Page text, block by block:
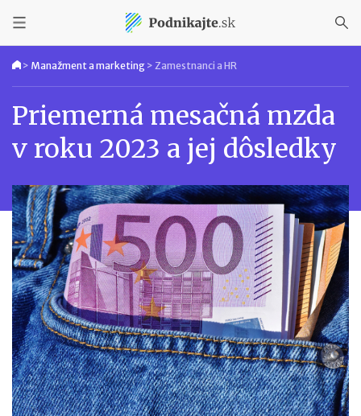
> Manažment a marketing > Zamestnanci a HR
Priemerná mesačná mzda
v roku 2023 a jej dôsledky